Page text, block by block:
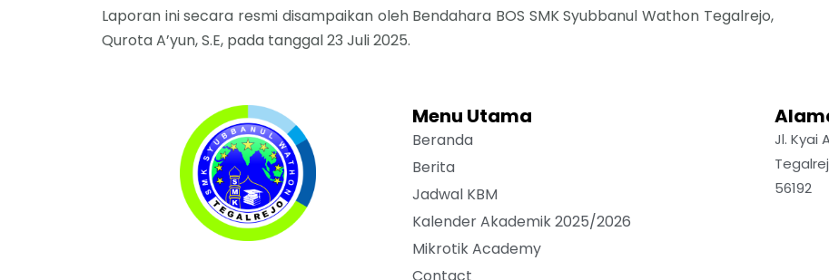
Laporan ini secara resmi disampaikan oleh Bendahara BOS SMK Syubbanul Wathon Tegalrejo,
Qurota A’yun, S.E, pada tanggal 23 Juli 2025.
Menu Utama
Beranda
Berita
Jadwal KBM
Kalender Akademik 2025/2026
Mikrotik Academy
Contact
Jl. Kyai
56192